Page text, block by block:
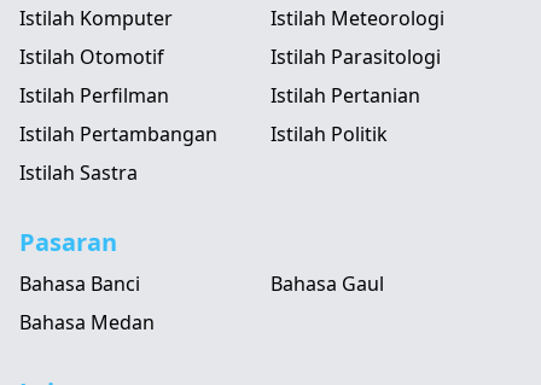
Istilah Komputer
Istilah Meteorologi
Istilah Otomotif
Istilah Parasitologi
Istilah Perfilman
Istilah Pertanian
Istilah Pertambangan
Istilah Politik
Istilah Sastra
Pasaran
Bahasa Banci
Bahasa Gaul
Bahasa Medan